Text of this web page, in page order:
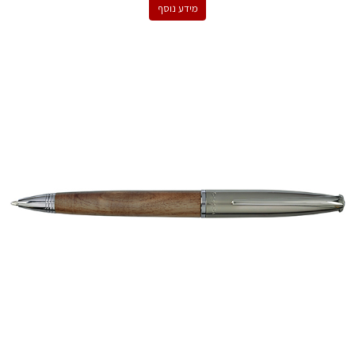
מידע נוסף